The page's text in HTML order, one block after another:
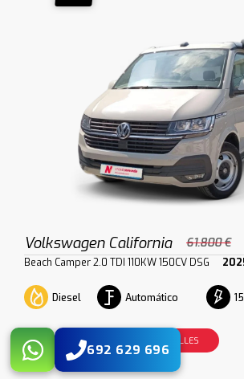
Volkswagen California 61.800 €
Beach Camper 2.0 TDI 110KW 150CV DSG
Diesel Automático
VER DETALLES
692 629 696